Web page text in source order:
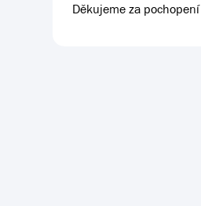
Děkujeme za pochopení